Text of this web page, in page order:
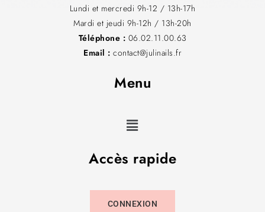
Lundi et mercredi 9h-12 / 13h-17h
Mardi et jeudi 9h-12h / 13h-20h
Téléphone : 06.02.11.00.63
Email : contact@julinails.fr
Menu
Accès rapide
CONNEXION